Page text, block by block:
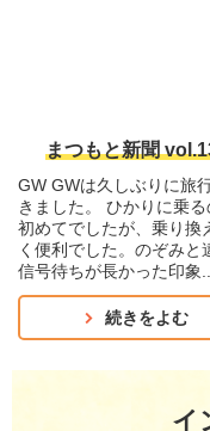
まつもと新聞
GW GWは久しぶりに旅
きました。 ひかりに乗る
初めてでしたが、乗り換
く便利でした。のぞみと
信号待ちが長かった印象...
続きをよむ
イ